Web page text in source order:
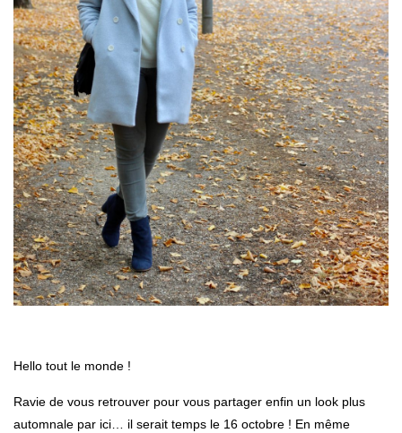
Hello tout le monde !
Ravie de vous retrouver pour vous partager enfin un look plus
automnale par ici… il serait temps le 16 octobre ! En même